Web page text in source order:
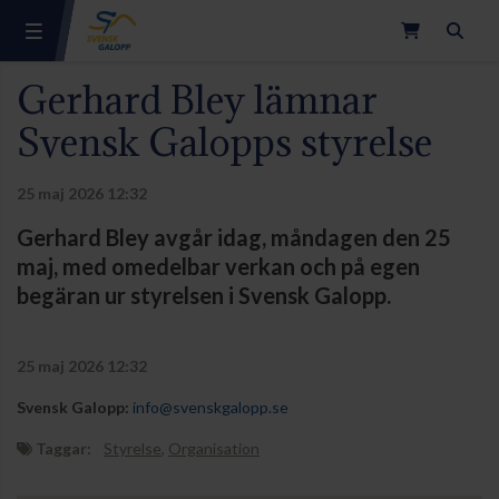
Gerhard Bley lämnar
Svensk Galopps styrelse
25 maj 2026 12:32
Gerhard Bley avgår idag, måndagen den 25
maj, med omedelbar verkan och på egen
begäran ur styrelsen i Svensk Galopp.
25 maj 2026 12:32
Svensk Galopp: info@svenskgalopp.se
Taggar: Styrelse Organisation